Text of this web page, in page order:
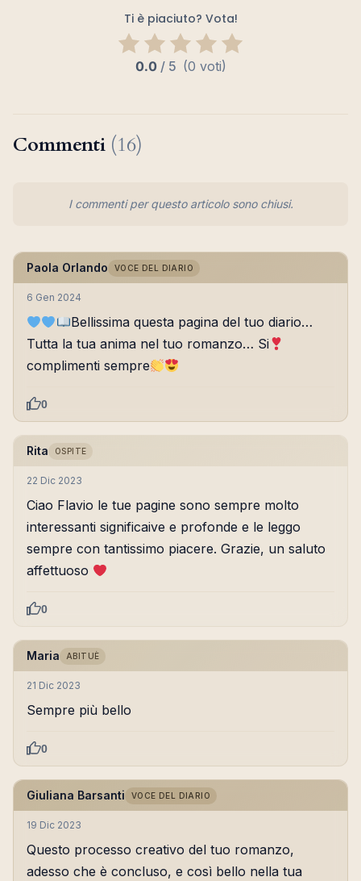
Ti è piaciuto? Vota!
0.0 / 5 (0 voti)
Commenti (16)
I commenti per questo articolo sono chiusi.
Paola Orlando VOCE DEL DIARIO
6 Gen 2024
Bellissima questa pagina del tuo diario…
Tutta la tua anima nel tuo romanzo… Si
complimenti sempre
0
Rita OSPITE
22 Dic 2023
Ciao Flavio le tue pagine sono sempre molto
interessanti significaive e profonde e le leggo
sempre con tantissimo piacere. Grazie, un saluto
affettuoso
0
Maria ABITUÈ
21 Dic 2023
Sempre più bello
0
Giuliana Barsanti VOCE DEL DIARIO
19 Dic 2023
Questo processo creativo del tuo romanzo,
adesso che è concluso, e così bello nella tua